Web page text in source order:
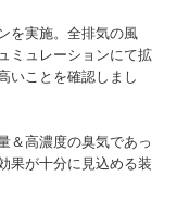
を実施。全排気の風
ミュレーションにて拡
いことを確認しまし
＆高濃度の臭気であっ
果が十分に見込める装